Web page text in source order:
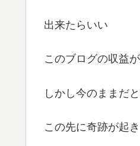
出来たらいい
このブログの収益
しかし今のままだ
この先に奇跡が起